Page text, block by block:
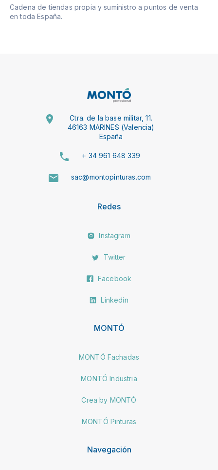
Cadena de tiendas propia y suministro a puntos de venta
en toda España.
Ctra. de la base militar, 11.
46163 MARINES (Valencia)
España
+ 34 961 648 339
sac@montopinturas.com
Redes
Instagram
Twitter
Facebook
Linkedin
MONTÓ
MONTÓ Fachadas
MONTÓ Industria
Crea by MONTÓ
MONTÓ Pinturas
Navegación